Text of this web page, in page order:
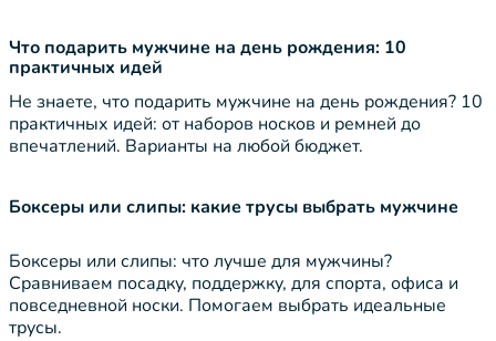
Что подарить мужчине на день рождения: 10
практичных идей
Не знаете, что подарить мужчине на день рождения? 10
практичных идей: от наборов носков и ремней до
впечатлений. Варианты на любой бюджет.
Боксеры или слипы: какие трусы выбрать мужчине
Боксеры или слипы: что лучше для мужчины?
Сравниваем посадку, поддержку, для спорта, офиса и
повседневной носки. Помогаем выбрать идеальные
трусы.